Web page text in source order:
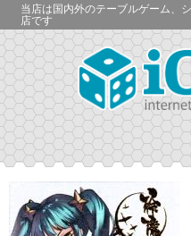
当店は国内外のテーブルゲーム、
店です